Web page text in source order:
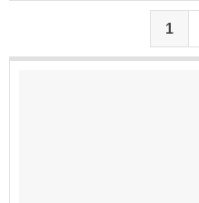
1